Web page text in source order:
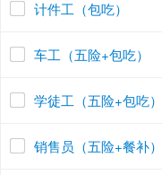
计件工（包吃）
车工（五险+包吃）
学徒工（五险+包吃）
销售员（五险+餐补）